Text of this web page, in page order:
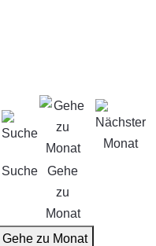
Suche
Gehe
zu
Monat
Gehe zu Monat